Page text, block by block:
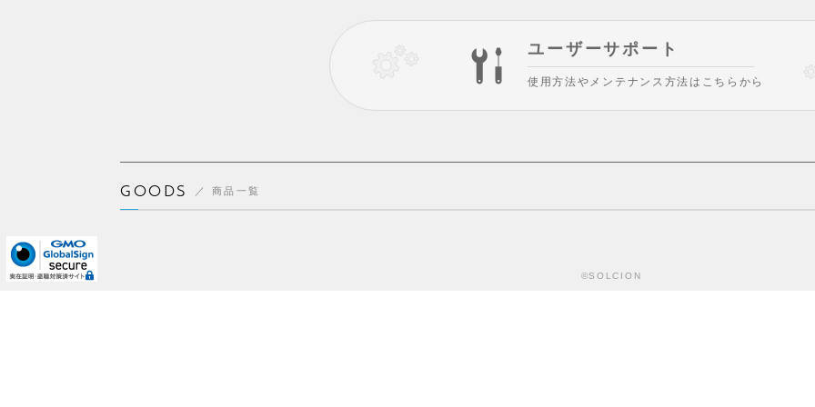
ユーザーサポート
使用方法やメンテナンス方法はこちらから
GOODS 商品一覧
©SOLCION